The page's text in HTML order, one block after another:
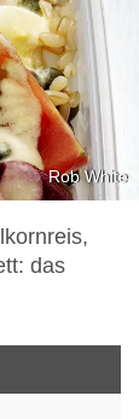
Rob White
das